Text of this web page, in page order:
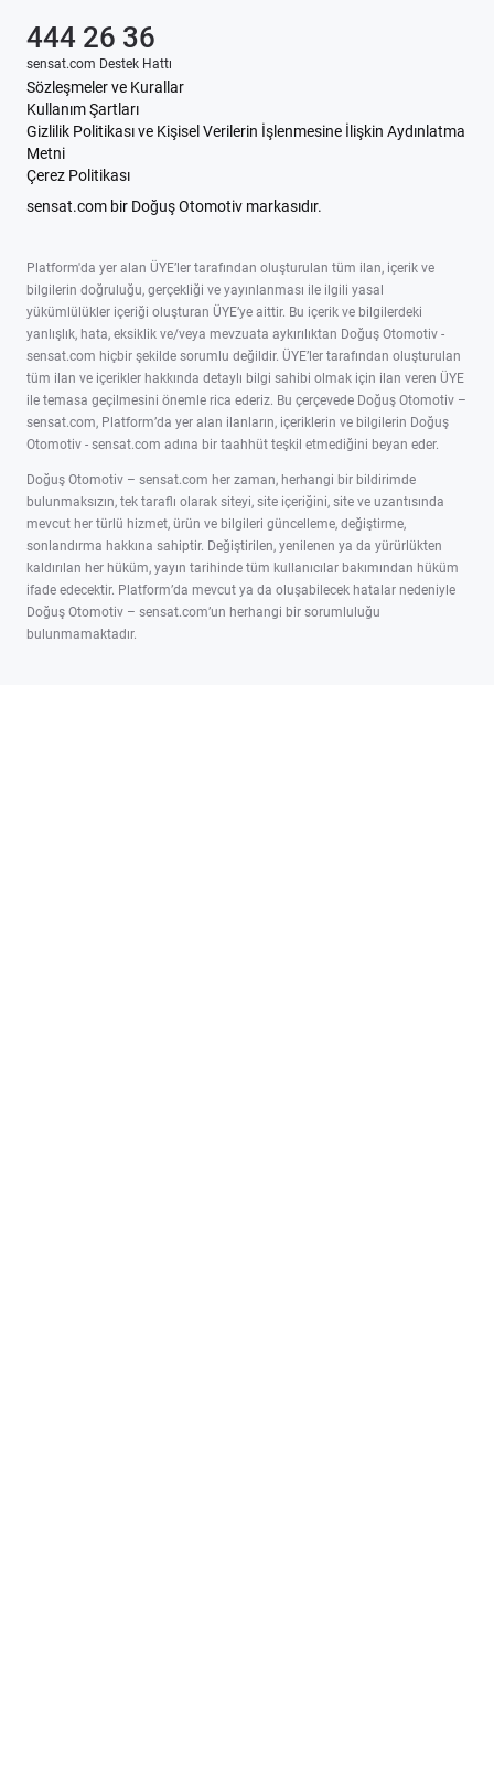
Sözleşmeler ve Kurallar
Kullanım Şartları
Gizlilik Politikası ve Kişisel Verilerin İşlenmesine İlişkin Aydınlatma
Metni
Çerez Politikası
sensat.com bir Doğuş Otomotiv markasıdır.
444 26 36
sensat.com Destek Hattı
Platform'da yer alan ÜYE’ler tarafından oluşturulan tüm ilan, içerik ve
bilgilerin doğruluğu, gerçekliği ve yayınlanması ile ilgili yasal
yükümlülükler içeriği oluşturan ÜYE’ye aittir. Bu içerik ve bilgilerdeki
yanlışlık, hata, eksiklik ve/veya mevzuata aykırılıktan Doğuş Otomotiv -
sensat.com hiçbir şekilde sorumlu değildir. ÜYE’ler tarafından oluşturulan
tüm ilan ve içerikler hakkında detaylı bilgi sahibi olmak için ilan veren ÜYE
ile temasa geçilmesini önemle rica ederiz. Bu çerçevede Doğuş Otomotiv –
sensat.com, Platform’da yer alan ilanların, içeriklerin ve bilgilerin Doğuş
Otomotiv - sensat.com adına bir taahhüt teşkil etmediğini beyan eder.
Doğuş Otomotiv – sensat.com her zaman, herhangi bir bildirimde
bulunmaksızın, tek taraflı olarak siteyi, site içeriğini, site ve uzantısında
mevcut her türlü hizmet, ürün ve bilgileri güncelleme, değiştirme,
sonlandırma hakkına sahiptir. Değiştirilen, yenilenen ya da yürürlükten
kaldırılan her hüküm, yayın tarihinde tüm kullanıcılar bakımından hüküm
ifade edecektir. Platform’da mevcut ya da oluşabilecek hatalar nedeniyle
Doğuş Otomotiv – sensat.com’un herhangi bir sorumluluğu
bulunmamaktadır.